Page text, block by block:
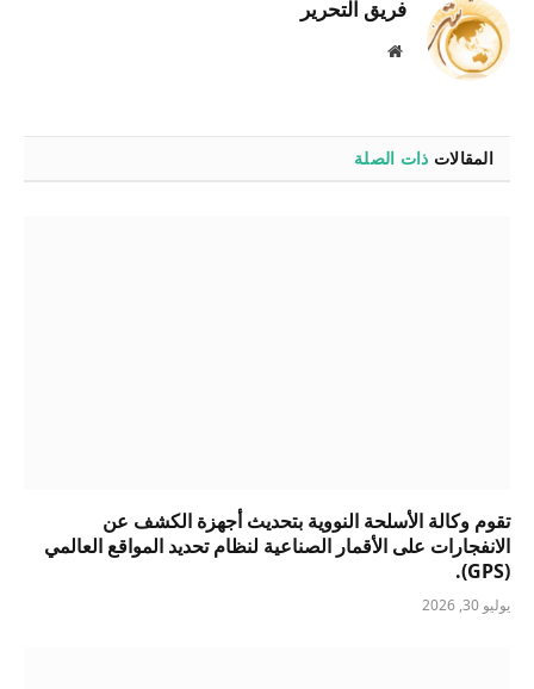
فريق التحرير
موقع
المقالات ذات الصلة
تقوم وكالة الأسلحة النووية بتحديث أجهزة الكشف عن
الانفجارات على الأقمار الصناعية لنظام تحديد المواقع العالمي
(GPS).
يوليو 30, 2026